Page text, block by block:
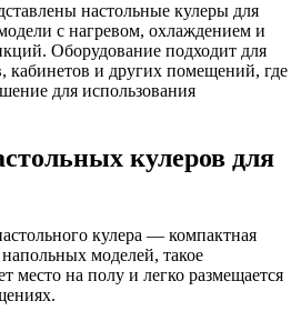
настольные кулеры для
с нагревом, охлаждением и
Оборудование подходит для
кабинетов и других помещений, где
для использования
кулеров для
кулера — компактная
моделей, такое
место на полу и легко размещается